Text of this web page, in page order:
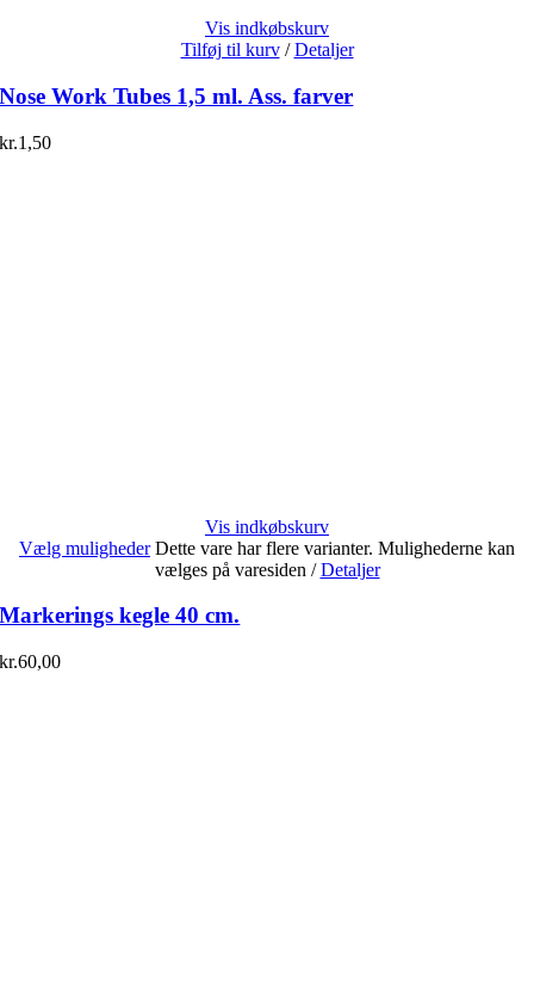
Vis indkøbskurv
Tilføj til kurv / Detaljer
Nose Work Tubes 1,5 ml. Ass. farver
kr.1,50
Vis indkøbskurv
Vælg muligheder Dette vare har flere varianter. Mulighederne kan
vælges på varesiden / Detaljer
Markerings kegle 40 cm.
kr.60,00